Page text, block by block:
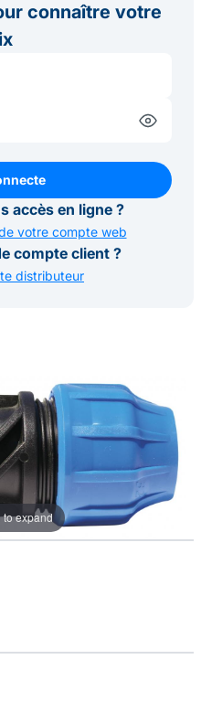
to expand
connaître votre
accès en ligne ?
votre compte web
compte client ?
distributeur